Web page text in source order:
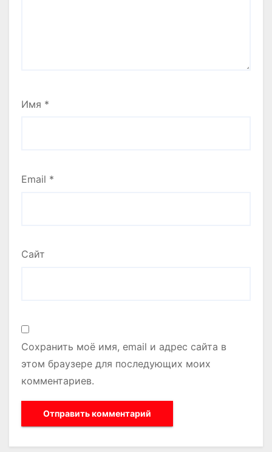
Имя *
Email *
Сайт
Сохранить моё имя, email и адрес сайта в
этом браузере для последующих моих
комментариев.